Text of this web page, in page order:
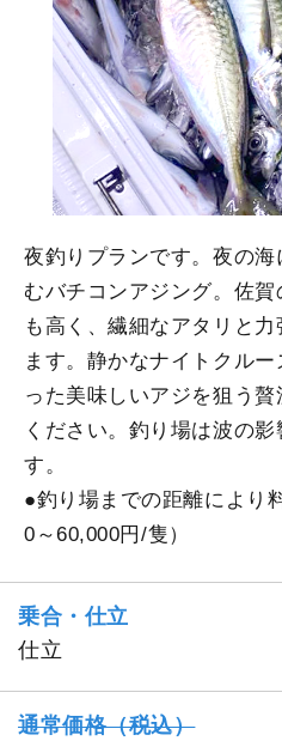
夜釣りプランです。夜の
むバチコンアジング。佐
も高く、繊細なアタリと
ます。静かなナイトクル
った美味しいアジを狙う
ください。釣り場は波の
す。
●釣り場までの距離により
0～60,000円/隻）
乗合・仕立
仕立
通常価格（税込）